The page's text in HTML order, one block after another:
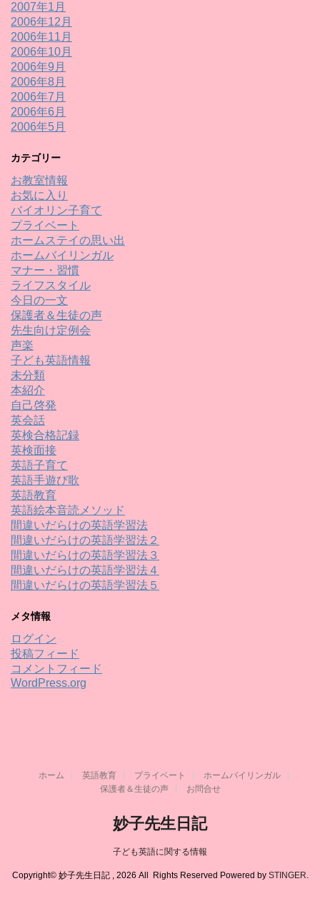
2007年1月
2006年12月
2006年11月
2006年10月
2006年9月
2006年8月
2006年7月
2006年6月
2006年5月
カテゴリー
お教室情報
お気に入り
バイオリン子育て
プライベート
ホームステイの思い出
ホームバイリンガル
マナー・習慣
ライフスタイル
今日の一文
保護者＆生徒の声
先生向け定例会
声楽
子ども英語情報
未分類
本紹介
自己啓発
英会話
英検合格記録
英検面接
英語子育て
英語手遊び歌
英語教育
英語絵本音読メソッド
間違いだらけの英語学習法
間違いだらけの英語学習法２
間違いだらけの英語学習法３
間違いだらけの英語学習法４
間違いだらけの英語学習法５
メタ情報
ログイン
投稿フィード
コメントフィード
WordPress.org
ホーム 英語教育 プライベート
ホームバイリンガル
保護者＆生徒の声
お問合せ
妙子先生日記
子ども英語に関する情報
Copyright© 妙子先生日記 , 2026 All Rights Reserved Powered by STINGER.